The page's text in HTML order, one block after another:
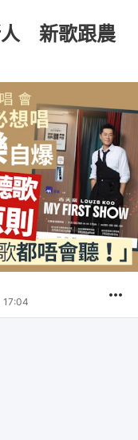
人 新歌跟農